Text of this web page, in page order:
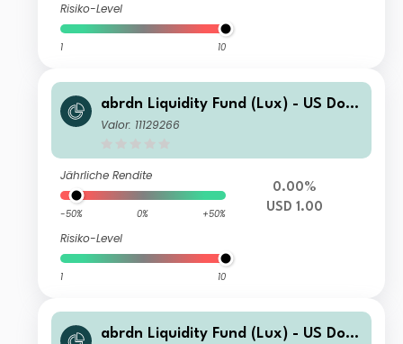
Risiko-Level
1 10
abrdn Liquidity Fund (Lux) - US Dolla
r Fund J-1 Inc USD
Valor: 11129266
Jährliche Rendite
-50% 0% +50%
Risiko-Level
1 10
0.00%
USD 1.00
abrdn Liquidity Fund (Lux) - US Dolla